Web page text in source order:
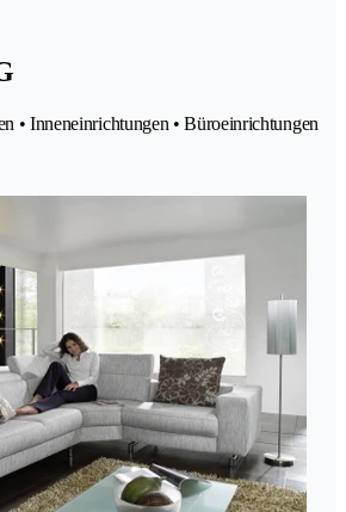
• Inneneinrichtungen • Büroeinrichtungen